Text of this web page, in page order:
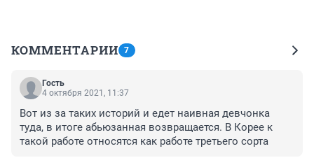
КОММЕНТАРИИ 7
Гость
4 октября 2021, 11:37
Вот из за таких историй и едет наивная девчонка
туда, в итоге абьюзанная возвращается. В Корее к
такой работе относятся как работе третьего сорта